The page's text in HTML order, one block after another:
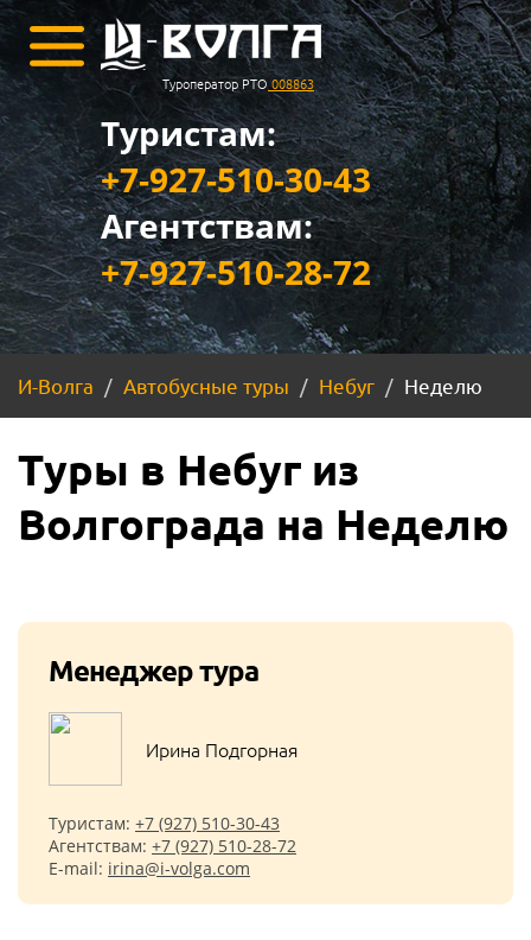
Туроператор РТО 008863
Туристам:
+7-927-510-30-43
Агентствам:
+7-927-510-28-72
И-Волга Автобусные туры Небуг Неделю
Туры в Небуг из
Волгограда на Неделю
Менеджер тура
Ирина Подгорная
Туристам: +7 (927) 510-30-43
Агентствам: +7 (927) 510-28-72
E-mail: irina@i-volga.com